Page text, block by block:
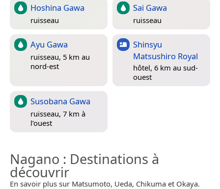
Hoshina Gawa
ruisseau
Sai Gawa
ruisseau
Ayu Gawa
ruisseau, 5 km au
nord-est
Shinsyu
Matsushiro Royal
hôtel, 6 km au sud-
ouest
Susobana Gawa
ruisseau, 7 km à
l’ouest
Nagano : Destinations à
découvrir
En savoir plus sur Matsumoto, Ueda, Chikuma et Okaya.